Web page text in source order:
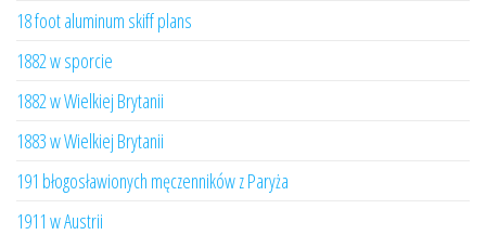
18 foot aluminum skiff plans
1882 w sporcie
1882 w Wielkiej Brytanii
1883 w Wielkiej Brytanii
191 błogosławionych męczenników z Paryża
1911 w Austrii